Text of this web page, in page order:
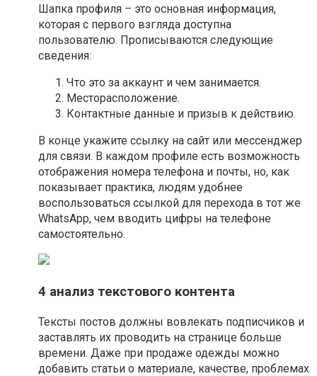
Шапка профиля – это основная информация,
которая с первого взгляда доступна
пользователю. Прописываются следующие
сведения:
Что это за аккаунт и чем занимается.
Месторасположение.
Контактные данные и призыв к действию.
В конце укажите ссылку на сайт или мессенджер
для связи. В каждом профиле есть возможность
отображения номера телефона и почты, но, как
показывает практика, людям удобнее
воспользоваться ссылкой для перехода в тот же
WhatsApp, чем вводить цифры на телефоне
самостоятельно.
4 анализ текстового контента
Тексты постов должны вовлекать подписчиков и
заставлять их проводить на странице больше
времени. Даже при продаже одежды можно
добавить статьи о материале, качестве, проблемах